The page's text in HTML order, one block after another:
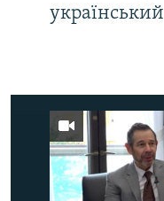
український